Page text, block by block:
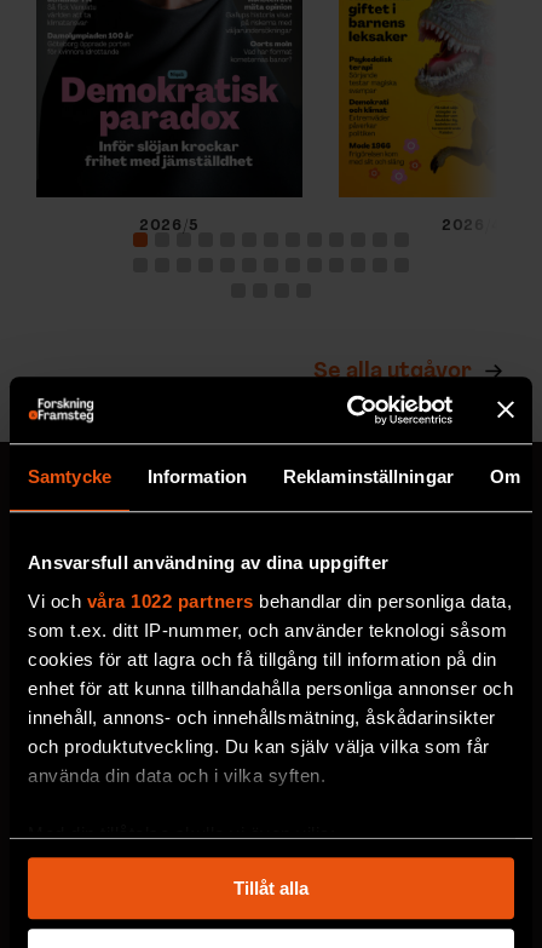
Samtycke Information Reklaminställningar Om
Ansvarsfull användning av dina uppgifter
Vi och våra 1022 partners behandlar din personliga data,
som t.ex. ditt IP-nummer, och använder teknologi såsom
cookies för att lagra och få tillgång till information på din
enhet för att kunna tillhandahålla personliga annonser och
innehåll, annons- och innehållsmätning, åskådarinsikter
och produktutveckling. Du kan själv välja vilka som får
använda din data och i vilka syften.
Med din tillåtelse skulle vi även vilja:
som kan ha en noggrannhet på upp till flera meter
Identifiera din enhet genom att aktivt skanna den
Tillåt alla
2026/5 2026/4
Se alla utgåvor
MISSA ALDRIG EN NYHET
Prenumerera på F&F:s
nyhetsbrev här!
Välj utskick, ange mejladress och klicka på
prenumereraknappen. Läs om hur vi
dina personuppgifter
MÅNADENS BOKTIPS